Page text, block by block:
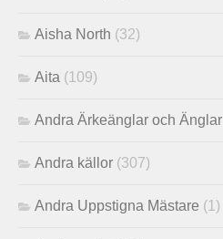
Aisha North (32)
Aita (109)
Andra Ärkeänglar och Änglar
Andra källor (307)
Andra Uppstigna Mästare (1)